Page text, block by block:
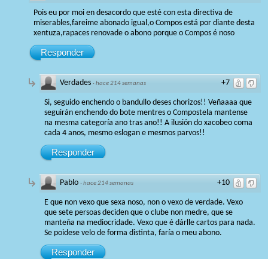
Pois eu por moi en desacordo que esté con esta directiva de
miserables,fareime abonado igual,o Compos está por diante desta
xentuza,rapaces renovade o abono porque o Compos é noso
Responder
+7
Verdades ·hace 214 semanas
Si, seguido enchendo o bandullo deses chorizos!! Veñaaaa que
seguirán enchendo do bote mentres o Compostela mantense
na mesma categoría ano tras ano!! A ilusión do xacobeo coma
cada 4 anos, mesmo eslogan e mesmos parvos!!
Responder
+10
Pablo ·hace 214 semanas
E que non vexo que sexa noso, non o vexo de verdade. Vexo
que sete persoas deciden que o clube non medre, que se
manteña na mediocridade. Vexo que é dárlle cartos para nada.
Se poidese velo de forma distinta, faría o meu abono.
Responder